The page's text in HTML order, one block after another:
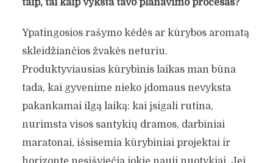
taip, tai kaip vyksta tavo planavimo procesas?
Ypatingosios rašymo kėdės ar kūrybos aromatą
skleidžiančios žvakės neturiu.
Produktyviausias kūrybinis laikas man būna
tada, kai gyvenime nieko įdomaus nevyksta
pakankamai ilgą laiką: kai įsigali rutina,
nurimsta visos santykių dramos, darbiniai
maratonai, išsisemia kūrybiniai projektai ir